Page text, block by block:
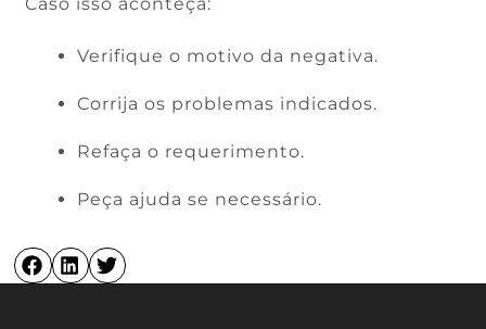
Verifique o motivo da negativa.
Corrija os problemas indicados.
Refaça o requerimento.
Peça ajuda se necessário.